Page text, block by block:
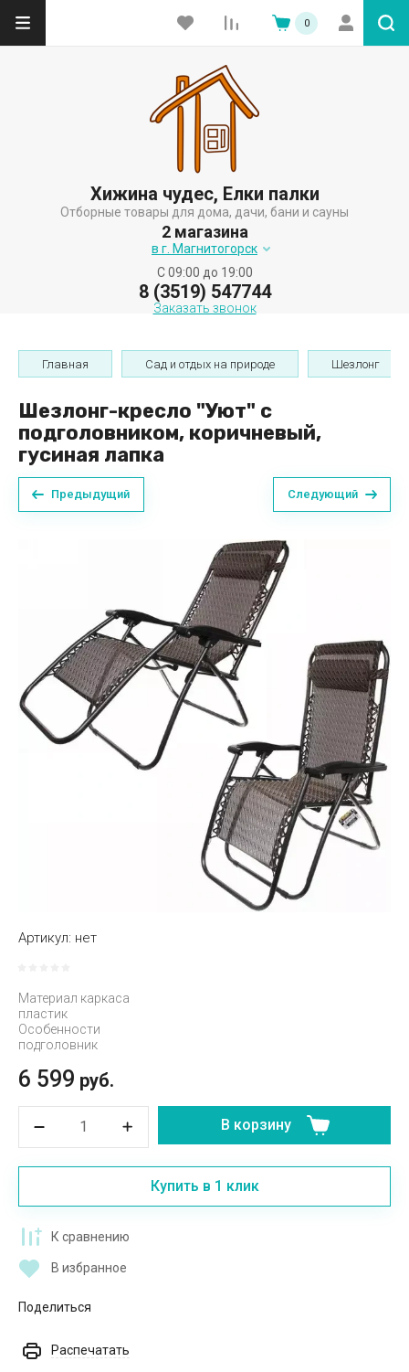
0
Хижина чудес, Елки палки
Отборные товары для дома, дачи, бани и сауны
2 магазина
в г. Магнитогорск
C 09:00 до 19:00
8 (3519) 547744
Заказать звонок
Главная Сад и отдых на природе Шезлонг
Шезлонг-кресло "Уют" с
подголовником, коричневый,
гусиная лапка
Предыдущий Следующий
Артикул: нет
Материал каркаса
пластик
Особенности
подголовник
6 599 руб.
В корзину
Купить в 1 клик
К сравнению
В избранное
Поделиться
Распечатать